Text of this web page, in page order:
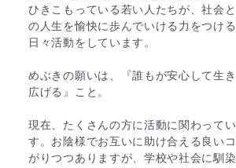
ひきこもっている若い人たちが、社会
の人生を愉快に歩んでいける力をつける
日々活動をしています。
めぶきの願いは、『誰もが安心して生
広げる』こと。
現在、たくさんの方に活動に関わって
す。お陰様でお互いに助け合える良い
がりつつありますが、学校や社会に馴